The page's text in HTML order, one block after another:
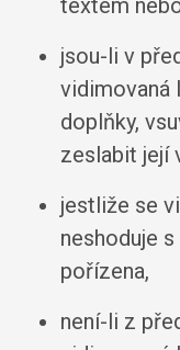
textem
jsou-li v
vidimovaná
doplňky,
zeslabit její
jestliže se
neshoduje
pořízena,
není-li z